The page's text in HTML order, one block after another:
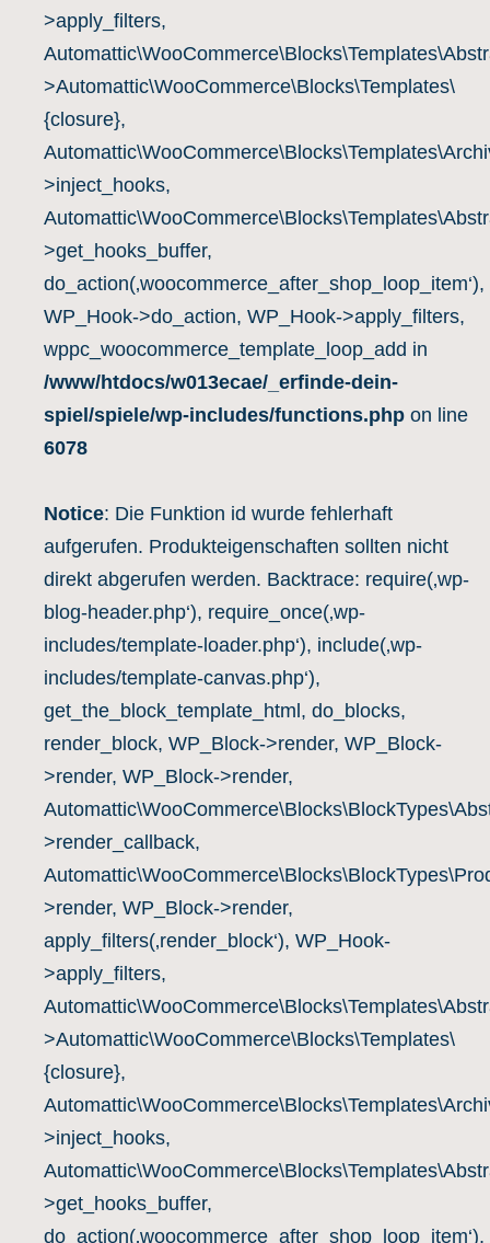
>apply_filters,
>Automattic\WooCommerce\Blocks\Templates\
{closure},
>inject_hooks,
>get_hooks_buffer,
do_action(‚woocommerce_after_shop_loop_item‘),
WP_Hook->do_action, WP_Hook->apply_filters,
wppc_woocommerce_template_loop_add in
/www/htdocs/w013ecae/_erfinde-dein-
spiel/spiele/wp-includes/functions.php on line
6078
Notice: Die Funktion id wurde fehlerhaft
aufgerufen. Produkteigenschaften sollten nicht
direkt abgerufen werden. Backtrace: require(‚wp-
blog-header.php‘), require_once(‚wp-
includes/template-loader.php‘), include(‚wp-
includes/template-canvas.php‘),
get_the_block_template_html, do_blocks,
render_block, WP_Block->render, WP_Block-
>render, WP_Block->render,
>render_callback,
>render, WP_Block->render,
apply_filters(‚render_block‘), WP_Hook-
>apply_filters,
>Automattic\WooCommerce\Blocks\Templates\
{closure},
>inject_hooks,
>get_hooks_buffer,
do_action(‚woocommerce_after_shop_loop_item‘),